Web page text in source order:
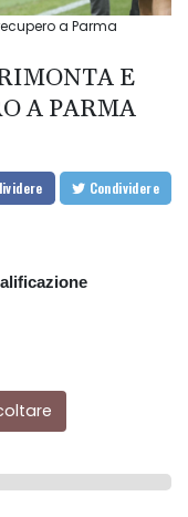
a Parma
E
A PARMA
Condividere